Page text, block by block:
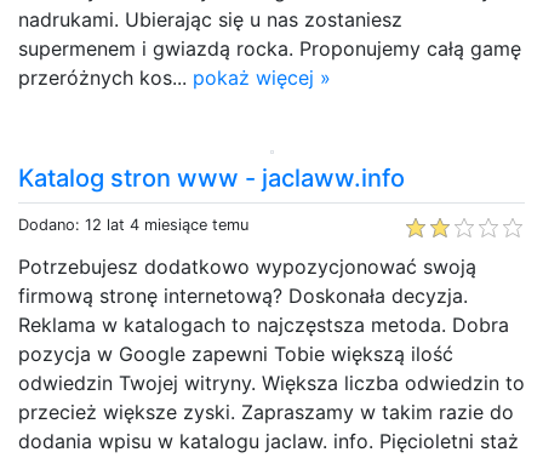
nadrukami. Ubierając się u nas zostaniesz
supermenem i gwiazdą rocka. Proponujemy całą gamę
przeróżnych kos... pokaż więcej »
Katalog stron www - jaclaww.info
Dodano: 12 lat 4 miesiące temu
Potrzebujesz dodatkowo wypozycjonować swoją
firmową stronę internetową? Doskonała decyzja.
Reklama w katalogach to najczęstsza metoda. Dobra
pozycja w Google zapewni Tobie większą ilość
odwiedzin Twojej witryny. Większa liczba odwiedzin to
przecież większe zyski. Zapraszamy w takim razie do
dodania wpisu w katalogu jaclaw. info. Pięcioletni staż